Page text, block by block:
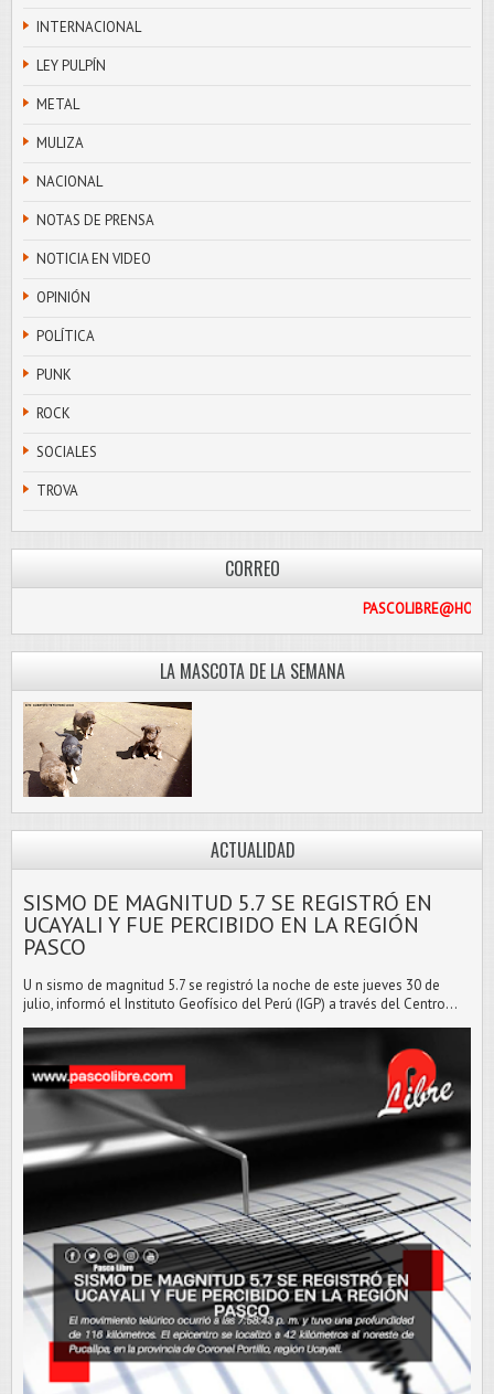
INTERNACIONAL
LEY PULPÍN
METAL
MULIZA
NACIONAL
NOTAS DE PRENSA
NOTICIA EN VIDEO
OPINIÓN
POLÍTICA
PUNK
ROCK
SOCIALES
TROVA
CORREO
LA MASCOTA DE LA SEMANA
ACTUALIDAD
SISMO DE MAGNITUD 5.7 SE REGISTRÓ EN
UCAYALI Y FUE PERCIBIDO EN LA REGIÓN
PASCO
U n sismo de magnitud 5.7 se registró la noche de este jueves 30 de
julio, informó el Instituto Geofísico del Perú (IGP) a través del Centro...